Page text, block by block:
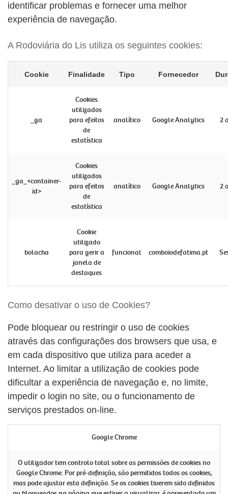
identificar problemas e fornecer uma melhor
experiência de navegação.
A Rodoviária do Lis utiliza os seguintes cookies:
Cookie Finalidade Tipo Fornecedor
_ga
Cookies
utilizados
para efeitos
de
estatística
analítico Google Analytics 2
_ga_<container-
id>
Cookies
utilizados
para efeitos
de
estatística
analítico Google Analytics 2
bolacha
Cookie
utilizado
para gerir a
janela de
destaques
funcional comboiodefatima.pt
Como desativar o uso de Cookies?
Pode bloquear ou restringir o uso de cookies
através das configurações dos browsers que usa, e
em cada dispositivo que utiliza para aceder a
Internet. Ao limitar a utilização de cookies pode
dificultar a experiência de navegação e, no limite,
impedir o login no site, ou o funcionamento de
serviços prestados on-line.
Google Chrome
O utilizador tem controlo total sobre as permissões de cookies no
Google Chrome. Por pré-definição, são permitidos todos os cookies,
mas pode ajustar esta definição. Se os cookies tiverem sido definidos